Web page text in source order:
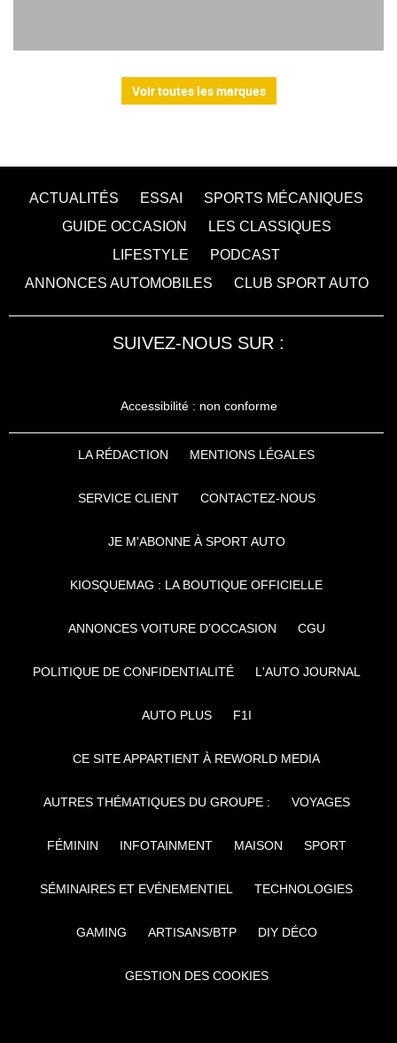
Voir toutes les marques
ACTUALITÉS ESSAI
SPORTS MÉCANIQUES
GUIDE OCCASION
LES CLASSIQUES
LIFESTYLE
PODCAST
ANNONCES AUTOMOBILES
CLUB SPORT AUTO
SUIVEZ-NOUS SUR :
Accessibilité : non conforme
LA RÉDACTION MENTIONS LÉGALES
SERVICE CLIENT CONTACTEZ-NOUS
JE M'ABONNE À SPORT AUTO
KIOSQUEMAG : LA BOUTIQUE OFFICIELLE
ANNONCES VOITURE D’OCCASION CGU
POLITIQUE DE CONFIDENTIALITÉ L'AUTO JOURNAL
AUTO PLUS F1I
CE SITE APPARTIENT À REWORLD MEDIA
AUTRES THÉMATIQUES DU GROUPE : VOYAGES
FÉMININ INFOTAINMENT MAISON SPORT
SÉMINAIRES ET EVÉNEMENTIEL TECHNOLOGIES
GAMING ARTISANS/BTP DIY DÉCO
GESTION DES COOKIES